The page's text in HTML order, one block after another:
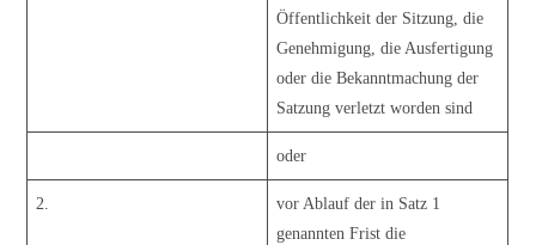
Öffentlichkeit der Sitzung, die
Genehmigung, die Ausfertigung
oder die Bekanntmachung der
Satzung verletzt worden sind
oder
2.
vor Ablauf der in Satz 1
genannten Frist die